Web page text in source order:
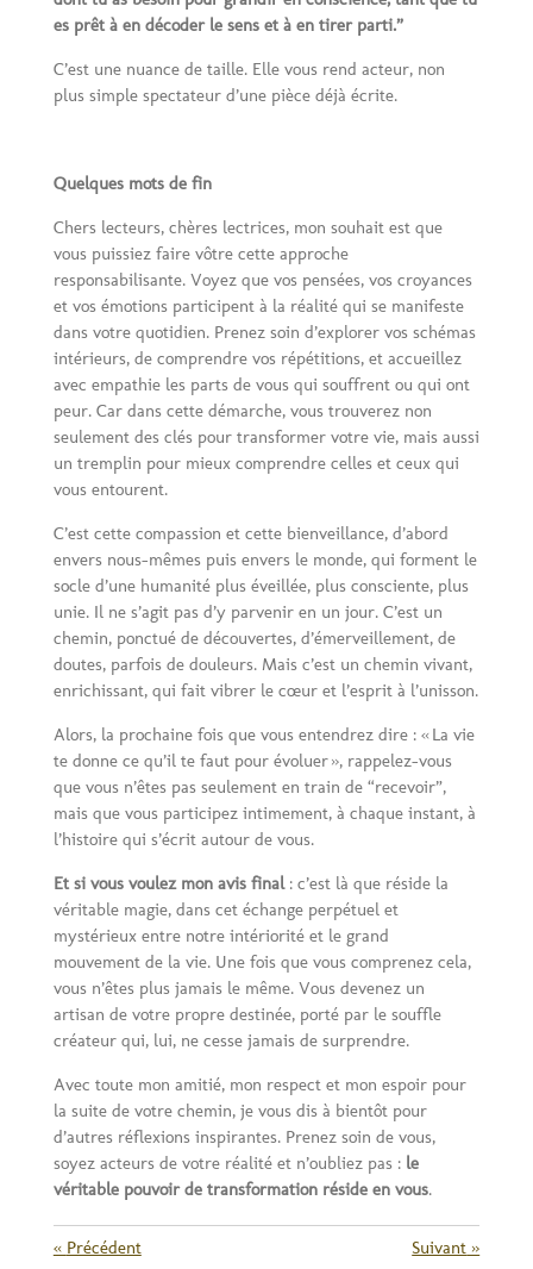
es prêt à en décoder le sens et à en tirer parti.”
C’est une nuance de taille. Elle vous rend acteur, non
plus simple spectateur d’une pièce déjà écrite.
Quelques mots de fin
Chers lecteurs, chères lectrices, mon souhait est que
vous puissiez faire vôtre cette approche
responsabilisante. Voyez que vos pensées, vos croyances
et vos émotions participent à la réalité qui se manifeste
dans votre quotidien. Prenez soin d’explorer vos schémas
intérieurs, de comprendre vos répétitions, et accueillez
avec empathie les parts de vous qui souffrent ou qui ont
peur. Car dans cette démarche, vous trouverez non
seulement des clés pour transformer votre vie, mais aussi
un tremplin pour mieux comprendre celles et ceux qui
vous entourent.
C’est cette compassion et cette bienveillance, d’abord
envers nous-mêmes puis envers le monde, qui forment le
socle d’une humanité plus éveillée, plus consciente, plus
unie. Il ne s’agit pas d’y parvenir en un jour. C’est un
chemin, ponctué de découvertes, d’émerveillement, de
doutes, parfois de douleurs. Mais c’est un chemin vivant,
enrichissant, qui fait vibrer le cœur et l’esprit à l’unisson.
Alors, la prochaine fois que vous entendrez dire : « La vie
te donne ce qu’il te faut pour évoluer », rappelez-vous
que vous n’êtes pas seulement en train de “recevoir”,
mais que vous participez intimement, à chaque instant, à
l’histoire qui s’écrit autour de vous.
Et si vous voulez mon avis final: c’est là que réside la
véritable magie, dans cet échange perpétuel et
mystérieux entre notre intériorité et le grand
mouvement de la vie. Une fois que vous comprenez cela,
vous n’êtes plus jamais le même. Vous devenez un
artisan de votre propre destinée, porté par le souffle
créateur qui, lui, ne cesse jamais de surprendre.
Avec toute mon amitié, mon respect et mon espoir pour
la suite de votre chemin, je vous dis à bientôt pour
d’autres réflexions inspirantes. Prenez soin de vous,
soyez acteurs de votre réalité et n’oubliez pas : le
véritable pouvoir de transformation réside en vous.
« Précédent Suivant »